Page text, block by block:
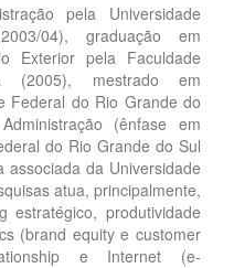
pela Universidade
04), graduação em
Exterior pela Faculdade
(2005), mestrado em
Federal do Rio Grande do
(ênfase em
do Rio Grande do Sul
da Universidade
atua, principalmente,
estratégico, produtividade
(brand equity e customer
e Internet (e-